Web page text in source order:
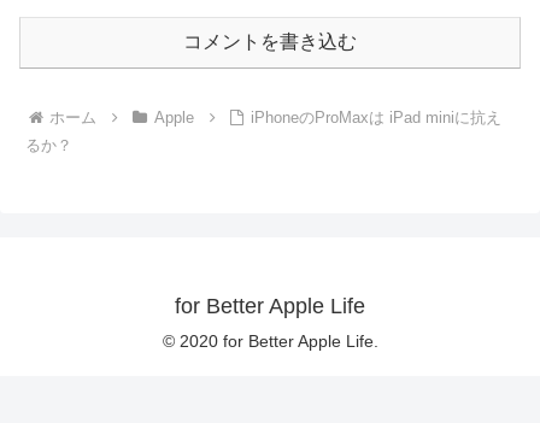
コメントを書き込む
ホーム Apple
iPhoneのProMaxは iPad miniに抗え
るか？
for Better Apple Life
© 2020 for Better Apple Life.